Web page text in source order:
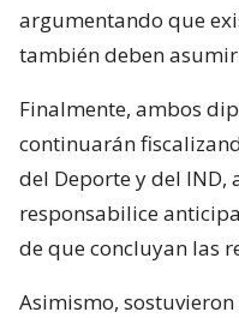
argumentando que
también deben
Finalmente, ambos
continuarán
del Deporte y del IND,
responsabilice
de que concluyan las
Asimismo,